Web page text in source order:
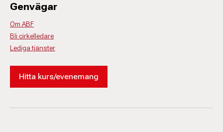
Genvägar
Om ABF
Bli cirkelledare
Lediga tjänster
Hitta kurs/evenemang